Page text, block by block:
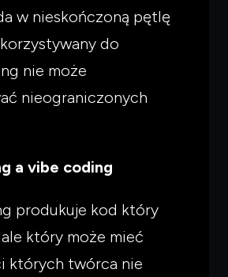
w nieskończoną pętlę
do
nie może
nieograniczonych
a vibe coding
produkuje kod który
ale który może mieć
których twórca nie